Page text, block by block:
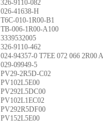
326-9110-082
026-41638-H
T6C-010-1R00-B1
TB-006-1R00-A100
3339532005
326-9110-462
024-94357-0 T7EE 072 066 2R00
029-09949-5
PV29-2R5D-C02
PV102L5E00
PV292L5DC00
PV102L1EC02
PV292R5DF00
PV152L5E00